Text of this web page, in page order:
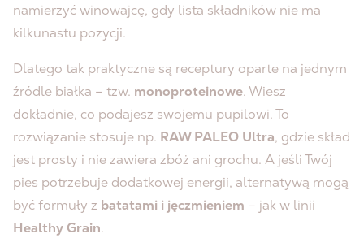
namierzyć winowajcę, gdy lista składników nie ma
kilkunastu pozycji.
Dlatego tak praktyczne są receptury oparte na jednym
źródle białka – tzw. monoproteinowe. Wiesz
dokładnie, co podajesz swojemu pupilowi. To
rozwiązanie stosuje np. RAW PALEO Ultra, gdzie skład
jest prosty i nie zawiera zbóż ani grochu. A jeśli Twój
pies potrzebuje dodatkowej energii, alternatywą mogą
być formuły z batatami i jęczmieniem – jak w linii
Healthy Grain.